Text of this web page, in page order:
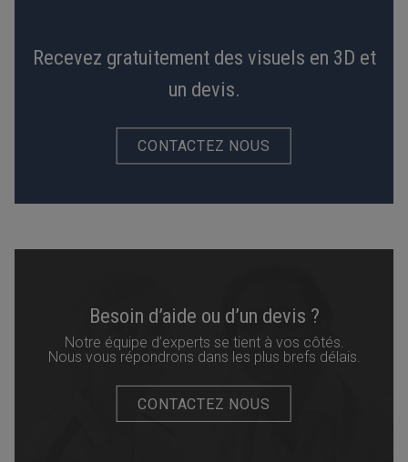
Recevez gratuitement des visuels en 3D et
un devis.
CONTACTEZ NOUS
Besoin d’aide ou d’un devis ?
Notre équipe d’experts se tient à vos côtés.
Nous vous répondrons dans les plus brefs délais.
CONTACTEZ NOUS